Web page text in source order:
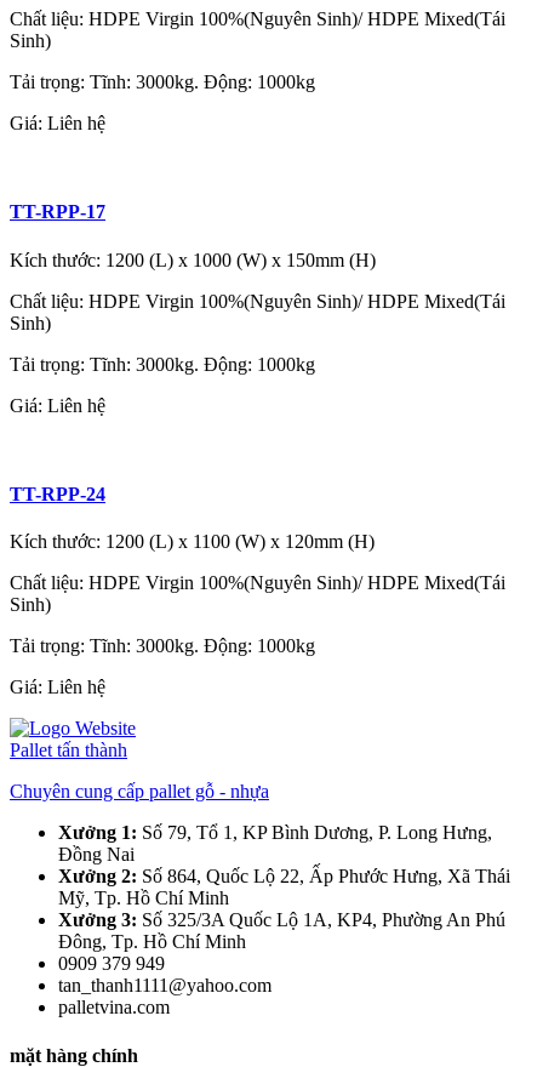
Chất liệu: HDPE Virgin 100%(Nguyên Sinh)/ HDPE Mixed(Tái
Sinh)
Tải trọng: Tĩnh: 3000kg. Động: 1000kg
Giá: Liên hệ
TT-RPP-17
Kích thước: 1200 (L) x 1000 (W) x 150mm (H)
Chất liệu: HDPE Virgin 100%(Nguyên Sinh)/ HDPE Mixed(Tái
Sinh)
Tải trọng: Tĩnh: 3000kg. Động: 1000kg
Giá: Liên hệ
TT-RPP-24
Kích thước: 1200 (L) x 1100 (W) x 120mm (H)
Chất liệu: HDPE Virgin 100%(Nguyên Sinh)/ HDPE Mixed(Tái
Sinh)
Tải trọng: Tĩnh: 3000kg. Động: 1000kg
Giá: Liên hệ
Pallet tấn thành
Chuyên cung cấp pallet gỗ - nhựa
Xưởng 1: Số 79, Tổ 1, KP Bình Dương, P. Long Hưng,
Đồng Nai
Xưởng 2: Số 864, Quốc Lộ 22, Ấp Phước Hưng, Xã Thái
Mỹ, Tp. Hồ Chí Minh
Xưởng 3: Số 325/3A Quốc Lộ 1A, KP4, Phường An Phú
Đông, Tp. Hồ Chí Minh
0909 379 949
tan_thanh1111@yahoo.com
palletvina.com
mặt hàng chính